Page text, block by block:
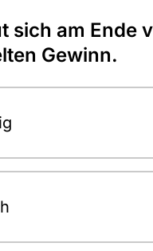
sich am Ende
Gewinn.